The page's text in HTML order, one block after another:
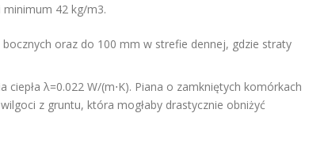
42 kg/m3.
oraz do 100 mm w strefie dennej, gdzie straty
ciepła λ=0.022 W/(m⋅K). Piana o zamkniętych komórkach
z gruntu, która mogłaby drastycznie obniżyć